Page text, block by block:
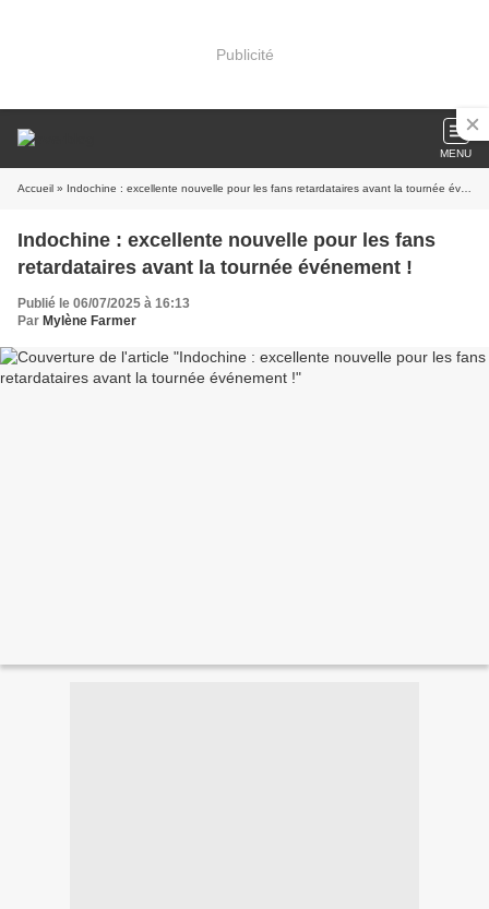
Publicité
MENU
Accueil » Indochine : excellente nouvelle pour les fans retardataires avant la tournée événement !
Indochine : excellente nouvelle pour les fans
retardataires avant la tournée événement !
Publié le 06/07/2025 à 16:13
Par Mylène Farmer